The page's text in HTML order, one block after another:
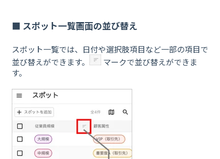
■ スポット一覧画面の並び替え
スポット一覧では、日付や選択肢項目など一部の項目で
並び替えができます。
マークで並び替えができま
す。